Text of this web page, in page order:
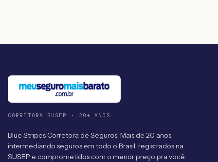
CORRETORA SUSEP · 20+ ANOS
Blue Stripes Corretora de Seguros. Mais de 20 anos
intermediando seguros em todo o Brasil, registrados na
SUSEP e comprometidos com o menor preço pra você.